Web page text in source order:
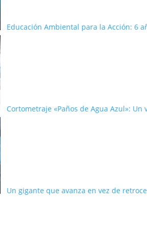
Educación Ambiental para la Acción: 6
Cortometraje «Paños de Agua Azul»:
Un gigante que avanza en vez de